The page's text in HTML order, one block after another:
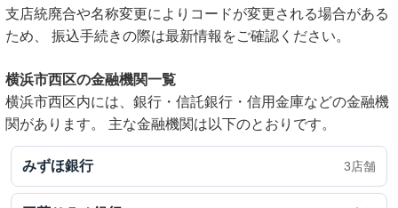
支店統廃合や名称変更によりコードが変更される場合がある
ため、 振込手続きの際は最新情報をご確認ください。
横浜市西区の金融機関一覧
横浜市西区内には、銀行・信託銀行・信用金庫などの金融機
関があります。 主な金融機関は以下のとおりです。
みずほ銀行 3店舗